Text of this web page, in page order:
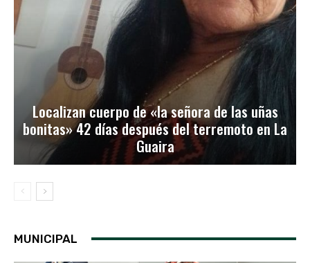
Localizan cuerpo de «la señora de las uñas
bonitas» 42 días después del terremoto en La
Guaira
MUNICIPAL